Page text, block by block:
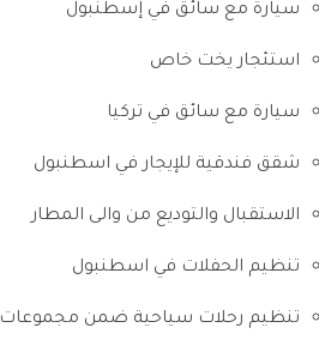
سيارة مع سائق في إسطنبول
استئجار يخت خاص
سيارة مع سائق في تركيا
شقق فندقية للإيجار في اسطنبول
الاستقبال والتوديع من والى المطار
تنظيم الحفلات في اسطنبول
تنظيم رحلات سياحية ضمن مجموعات